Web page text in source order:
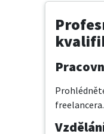
freelancera.